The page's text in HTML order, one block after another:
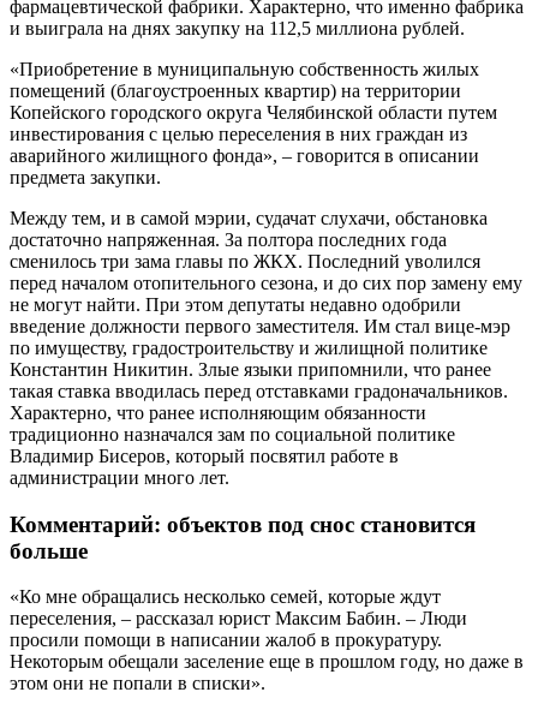
фармацевтической фабрики. Характерно, что именно фабрика
и выиграла на днях закупку на 112,5 миллиона рублей.
«Приобретение в муниципальную собственность жилых
помещений (благоустроенных квартир) на территории
Копейского городского округа Челябинской области путем
инвестирования с целью переселения в них граждан из
аварийного жилищного фонда», – говорится в описании
предмета закупки.
Между тем, и в самой мэрии, судачат слухачи, обстановка
достаточно напряженная. За полтора последних года
сменилось три зама главы по ЖКХ. Последний уволился
перед началом отопительного сезона, и до сих пор замену ему
не могут найти. При этом депутаты недавно одобрили
введение должности первого заместителя. Им стал вице-мэр
по имуществу, градостроительству и жилищной политике
Константин Никитин. Злые языки припомнили, что ранее
такая ставка вводилась перед отставками градоначальников.
Характерно, что ранее исполняющим обязанности
традиционно назначался зам по социальной политике
Владимир Бисеров, который посвятил работе в
администрации много лет.
Комментарий: объектов под снос становится
больше
«Ко мне обращались несколько семей, которые ждут
переселения, – рассказал юрист Максим Бабин. – Люди
просили помощи в написании жалоб в прокуратуру.
Некоторым обещали заселение еще в прошлом году, но даже в
этом они не попали в списки».